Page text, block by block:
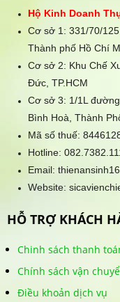
Hộ Kinh Doanh
Cơ sở 1: 331/70/
Thành phố Hồ Chí
Cơ sở 2: Khu Chế
Đức, TP.HCM
Cơ sở 3: 1/1L
Bình Hoà, Thành
Mã số thuế:
Hotline:
Email:
Website:
HỖ TRỢ KHÁCH
Chinh sách thanh
Chính sách vận
Điều khoản dịch vụ